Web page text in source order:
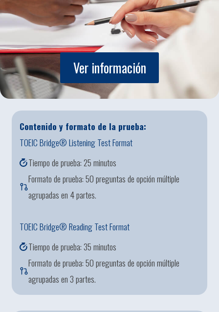
Ver información
Contenido y formato de la prueba:
TOEIC Bridge® Listening Test Format
Tiempo de prueba: 25 minutos
Formato de prueba: 50 preguntas de opción múltiple
agrupadas en 4 partes.
TOEIC Bridge® Reading Test Format
Tiempo de prueba: 35 minutos
Formato de prueba: 50 preguntas de opción múltiple
agrupadas en 3 partes.